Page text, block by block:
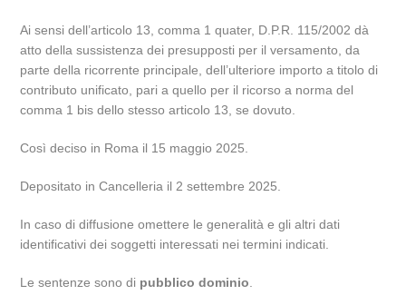
Ai sensi dell’articolo 13, comma 1 quater, D.P.R. 115/2002 dà
atto della sussistenza dei presupposti per il versamento, da
parte della ricorrente principale, dell’ulteriore importo a titolo di
contributo unificato, pari a quello per il ricorso a norma del
comma 1 bis dello stesso articolo 13, se dovuto.
Così deciso in Roma il 15 maggio 2025.
Depositato in Cancelleria il 2 settembre 2025.
In caso di diffusione omettere le generalità e gli altri dati
identificativi dei soggetti interessati nei termini indicati.
Le sentenze sono di pubblico dominio